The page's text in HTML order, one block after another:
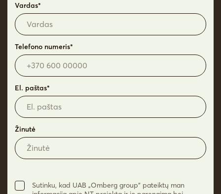
© 2026 Omberg. Visos teisės saugomos.
Privatumo politika
Vardas*
Telefono numeris*
El. paštas*
Žinutė
Sutinku, kad UAB „Omberg group“ pateiktų man